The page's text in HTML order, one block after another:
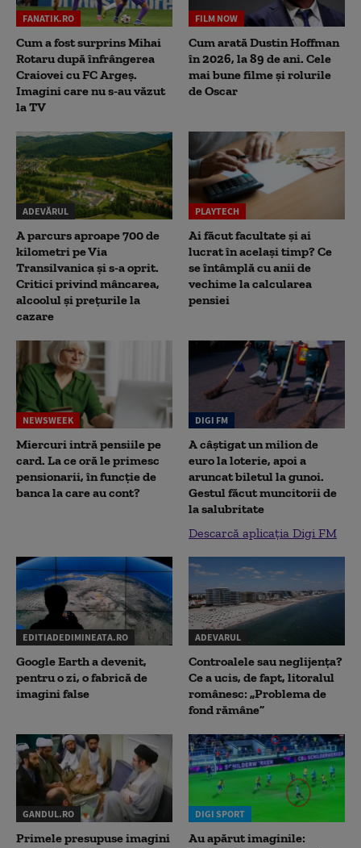
FANATIK.RO
Cum a fost surprins Mihai
Rotaru după înfrângerea
Craiovei cu FC Argeș.
Imagini care nu s-au văzut
la TV
FILM NOW
Cum arată Dustin Hoffman
în 2026, la 89 de ani. Cele
mai bune filme și rolurile
de Oscar
ADEVĂRUL
A parcurs aproape 700 de
kilometri pe Via
Transilvanica și s-a oprit.
Critici privind mâncarea,
alcoolul și prețurile la
cazare
PLAYTECH
Ai făcut facultate și ai
lucrat în același timp? Ce
se întâmplă cu anii de
vechime la calcularea
pensiei
NEWSWEEK
Miercuri intră pensiile pe
card. La ce oră le primesc
pensionarii, în funcție de
banca la care au cont?
DIGI FM
A câștigat un milion de
euro la loterie, apoi a
aruncat biletul la gunoi.
Gestul făcut muncitorii de
la salubritate
Descarcă aplicația Digi FM
EDITIADEDIMINEATA.RO
Google Earth a devenit,
pentru o zi, o fabrică de
imagini false
ADEVARUL
Controalele sau neglijența?
Ce a ucis, de fapt, litoralul
românesc: „Problema de
fond rămâne”
GANDUL.RO
Primele presupuse imagini
DIGI SPORT
Au apărut imaginile: